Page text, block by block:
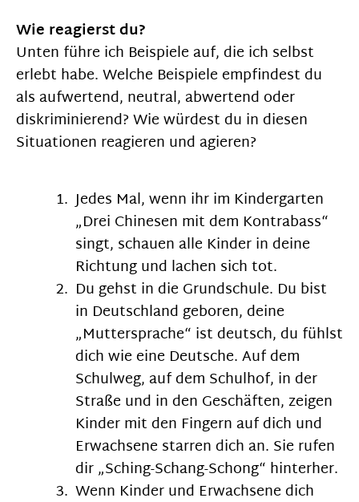
Wie reagierst du?
Unten führe ich Beispiele auf, die ich selbst
erlebt habe. Welche Beispiele empfindest du
als aufwertend, neutral, abwertend oder
diskriminierend? Wie würdest du in diesen
Situationen reagieren und agieren?
Jedes Mal, wenn ihr im Kindergarten
„Drei Chinesen mit dem Kontrabass“
singt, schauen alle Kinder in deine
Richtung und lachen sich tot.
Du gehst in die Grundschule. Du bist
in Deutschland geboren, deine
„Muttersprache“ ist deutsch, du fühlst
dich wie eine Deutsche. Auf dem
Schulweg, auf dem Schulhof, in der
Straße und in den Geschäften, zeigen
Kinder mit den Fingern auf dich und
Erwachsene starren dich an. Sie rufen
dir „Sching-Schang-Schong“ hinterher.
Wenn Kinder und Erwachsene dich